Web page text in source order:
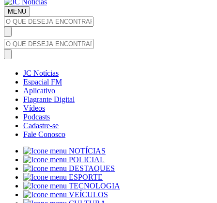
MENU
JC Notícias
Espacial FM
Aplicativo
Flagrante Digital
Vídeos
Podcasts
Cadastre-se
Fale Conosco
NOTÍCIAS
POLICIAL
DESTAQUES
ESPORTE
TECNOLOGIA
VEÍCULOS